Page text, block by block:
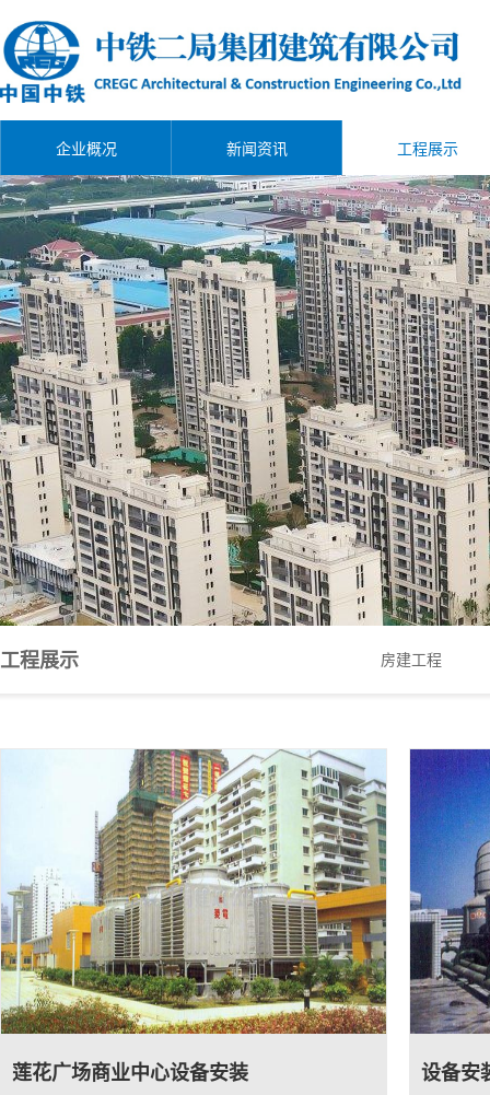
企业概况 新闻资讯 工程展示
工程展示 房建工程
莲花广场商业中心设备安装 设备安